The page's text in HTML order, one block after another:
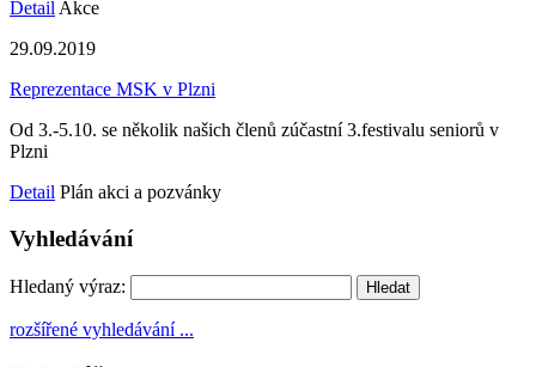
Detail Akce
29.09.2019
Reprezentace MSK v Plzni
Od 3.-5.10. se několik našich členů zúčastní 3.festivalu seniorů v
Plzni
Detail Plán akci a pozvánky
Vyhledávání
Hledaný výraz:
rozšířené vyhledávání ...